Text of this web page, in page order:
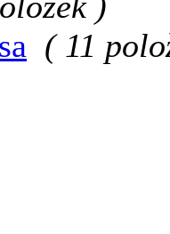
( 11